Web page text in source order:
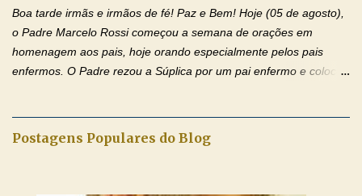
o pedido). Acolhei, Nhá Chica, no vosso coração bondoso as
minhas necessidades e amparai-me nesta oração (Fazer o ...
Boa tarde irmãs e irmãos de fé! Paz e Bem! Hoje (05 de agosto),
o Padre Marcelo Rossi começou a semana de orações em
homenagem aos pais, hoje orando especialmente pelos pais
enfermos. O Padre rezou a Súplica por um pai enfermo e colocou
iluminada semana no Amor Ágape de Jesus e no Amor Materno
de Nossa Senhora. Adriana dos Anjos-Devoção e Fé Mensagem
Postagens Populares do Blog